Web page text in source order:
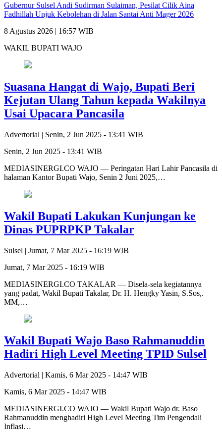
Gubernur Sulsel Andi Sudirman Sulaiman, Pesilat Cilik Aina
Fadhillah Unjuk Kebolehan di Jalan Santai Anti Mager 2026
8 Agustus 2026 | 16:57 WIB
WAKIL BUPATI WAJO
Suasana Hangat di Wajo, Bupati Beri
Kejutan Ulang Tahun kepada Wakilnya
Usai Upacara Pancasila
Advertorial | Senin, 2 Jun 2025 - 13:41 WIB
Senin, 2 Jun 2025 - 13:41 WIB
MEDIASINERGI.CO WAJO — Peringatan Hari Lahir Pancasila di
halaman Kantor Bupati Wajo, Senin 2 Juni 2025,…
Wakil Bupati Lakukan Kunjungan ke
Dinas PUPRPKP Takalar
Sulsel | Jumat, 7 Mar 2025 - 16:19 WIB
Jumat, 7 Mar 2025 - 16:19 WIB
MEDIASINERGI.CO TAKALAR — Disela-sela kegiatannya
yang padat, Wakil Bupati Takalar, Dr. H. Hengky Yasin, S.Sos,.
MM,…
Wakil Bupati Wajo Baso Rahmanuddin
Hadiri High Level Meeting TPID Sulsel
Advertorial | Kamis, 6 Mar 2025 - 14:47 WIB
Kamis, 6 Mar 2025 - 14:47 WIB
MEDIASINERGI.CO WAJO — Wakil Bupati Wajo dr. Baso
Rahmanuddin menghadiri High Level Meeting Tim Pengendali
Inflasi…